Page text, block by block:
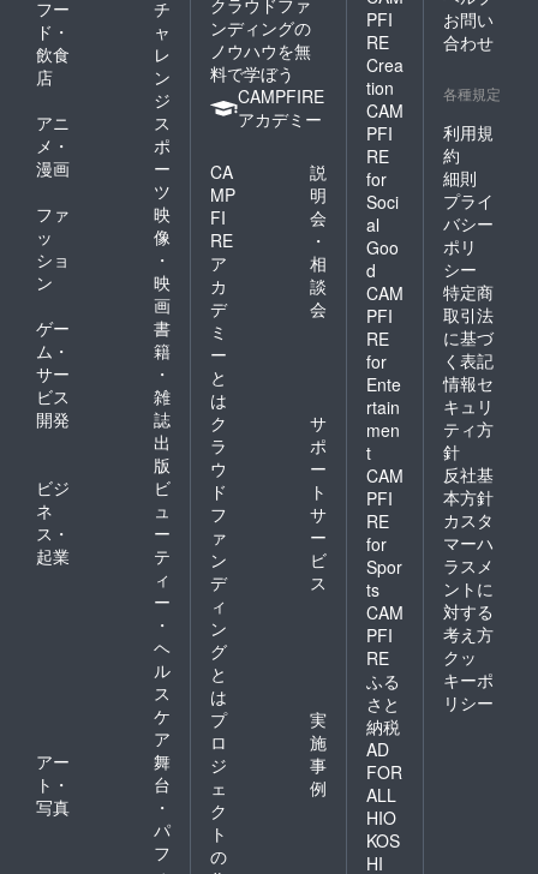
フー
ド・
飲食
店
チ
ャ
レ
ン
ジ
アニ
メ・
漫画
ス
ポ
ー
ツ
ファ
ッ
ショ
ン
映
像
・
映
画
ゲー
ム・
サー
ビス
開発
書
籍
・
雑
誌
出
版
ビジ
ネ
ス・
起業
ビ
ュ
ー
テ
ィ
ー
・
ヘ
ル
ス
ケ
ア
アー
ト・
写真
舞
台
・
パ
フ
クラウドファ
ンディングの
ノウハウを無
料で学ぼう
CAMPFIRE
アカデミー
CA
MP
FI
RE
ア
カ
デ
ミ
ー
と
は
説
明
会
・
相
談
会
ク
ラ
ウ
ド
フ
ァ
ン
デ
ィ
ン
グ
と
は
サ
ポ
ー
ト
サ
ー
ビ
ス
プ
ロ
ジ
ェ
ク
ト
の
実
施
事
例
PFI
RE
Crea
tion
CAM
PFI
RE
for
Soci
al
Goo
d
CAM
PFI
RE
for
Ente
rtain
men
t
CAM
PFI
RE
for
Spor
ts
CAM
PFI
RE
ふる
さと
納税
AD
FOR
ALL
HIO
KOS
HI
お問い
合わせ
各種規定
利用規
約
細則
プライ
バシー
ポリ
シー
特定商
取引法
に基づ
く表記
情報セ
キュリ
ティ方
針
反社基
本方針
カスタ
マーハ
ラスメ
ントに
対する
考え方
クッ
キーポ
リシー